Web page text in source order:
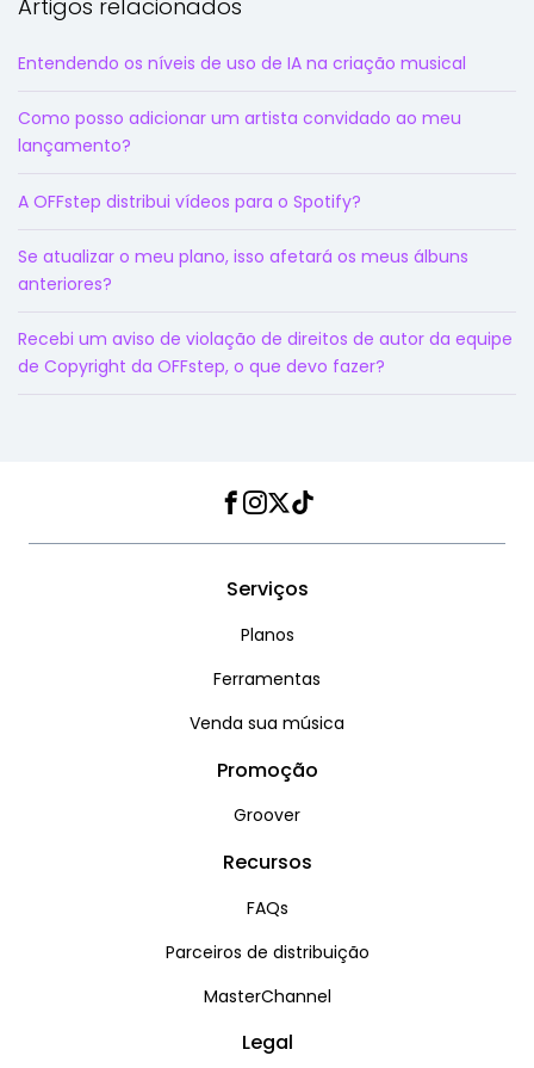
Artigos relacionados
Entendendo os níveis de uso de IA na criação musical
Como posso adicionar um artista convidado ao meu
lançamento?
A OFFstep distribui vídeos para o Spotify?
Se atualizar o meu plano, isso afetará os meus álbuns
anteriores?
Recebi um aviso de violação de direitos de autor da equipe
de Copyright da OFFstep, o que devo fazer?
Facebook
Instagram
Twitter
TikTok
Serviços
Planos
Ferramentas
Venda sua música
Promoção
Groover
Recursos
FAQs
Parceiros de distribuição
MasterChannel
Legal